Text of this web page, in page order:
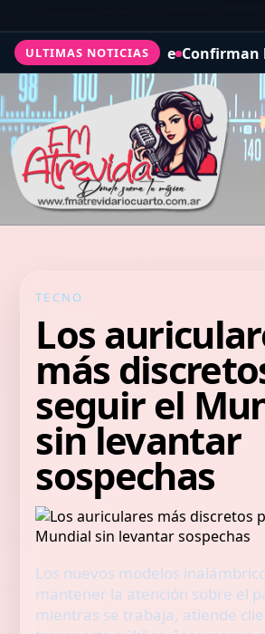
ULTIMAS NOTICIAS
Confirman las muertes de los
TECNO
Los
más
seguir el
sin levantar
sospechas
Los nuevos modelos
mantener la atención sobre el
mientras se trabaja, atiende